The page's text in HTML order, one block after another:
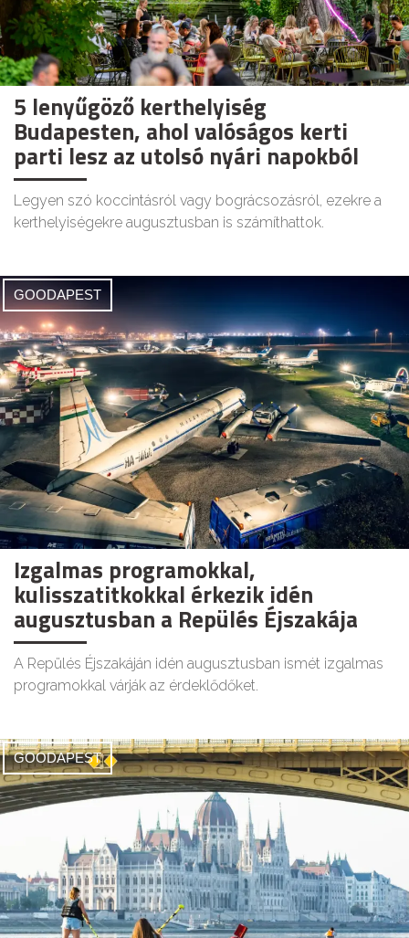
5 lenyűgöző kerthelyiség
Budapesten, ahol valóságos kerti
parti lesz az utolsó nyári napokból
Legyen szó koccintásról vagy bográcsozásról, ezekre a
kerthelyiségekre augusztusban is számíthattok.
GOODAPEST
Izgalmas programokkal,
kulisszatitkokkal érkezik idén
augusztusban a Repülés Éjszakája
A Repülés Éjszakáján idén augusztusban ismét izgalmas
programokkal várják az érdeklődőket.
GOODAPEST